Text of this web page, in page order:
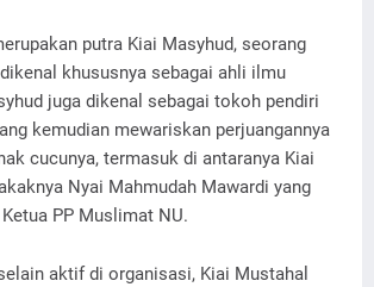
putra Kiai Masyhud, seorang
khususnya sebagai ahli ilmu
juga dikenal sebagai tokoh pendiri
kemudian mewariskan perjuangannya
cucunya, termasuk di antaranya Kiai
Nyai Mahmudah Mawardi yang
PP Muslimat NU.
aktif di organisasi, Kiai Mustahal